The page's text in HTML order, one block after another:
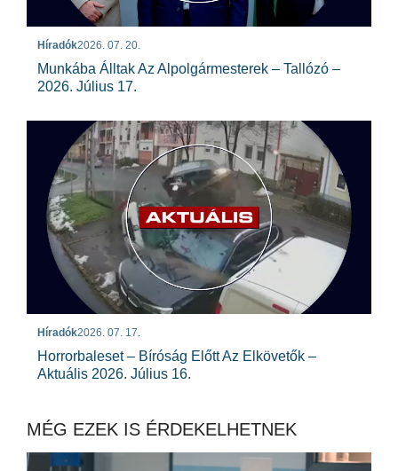
Híradók2026. 07. 20.
Munkába Álltak Az Alpolgármesterek – Tallózó –
2026. Július 17.
Híradók2026. 07. 17.
Horrorbaleset – Bíróság Előtt Az Elkövetők –
Aktuális 2026. Július 16.
MÉG EZEK IS ÉRDEKELHETNEK